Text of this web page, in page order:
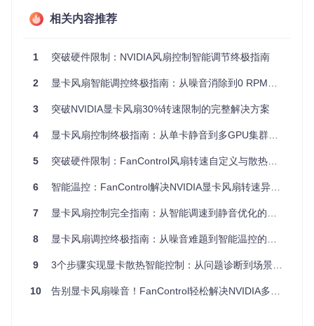
基础原理
信号占空比改变转速。NVIDIA显卡通常提供2个控制通道（即
使物理风扇数量为3个），多个风扇会共用同一通道。固件层
当核心温度低于设定值时，风扇完全停止；超过阈值时逐步提
启停。
分级解决方案：从基础到高级配置
方案一：基础设置优化（适用所有用户）
BIOS配置调整
速设为50%
软件版本验证
相关内容推荐
1 突破硬件限制：NVIDIA风扇控制智能调节终极指南
2 显卡风扇智能调控终极指南：从噪音消除到0 RPM策略全解析
3 突破NVIDIA显卡风扇30%转速限制的完整解决方案
4 显卡风扇控制终极指南：从单卡静音到多GPU集群散热优化
5 突破硬件限制：FanControl风扇转速自定义与散热优化全指南
6 智能温控：FanControl解决NVIDIA显卡风扇转速异常完全指南
7 显卡风扇控制完全指南：从智能调速到静音优化的实用技巧
8 显卡风扇调控终极指南：从噪音难题到智能温控的完全解决方案
9 3个步骤实现显卡散热智能控制：从问题诊断到场景化配置全指南
10 告别显卡风扇噪音！FanControl轻松解决NVIDIA多风扇控制难题